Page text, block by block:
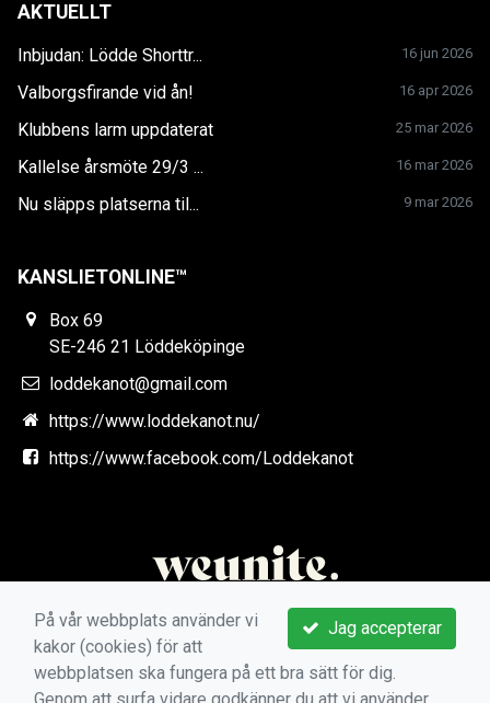
AKTUELLT
Inbjudan: Lödde Shorttr... 16 jun 2026
Valborgsfirande vid ån! 16 apr 2026
Klubbens larm uppdaterat 25 mar 2026
Kallelse årsmöte 29/3 ... 16 mar 2026
Nu släpps platserna til... 9 mar 2026
KANSLIETONLINE™
Box 69
SE-246 21 Löddeköpinge
loddekanot@gmail.com
https://www.loddekanot.nu/
https://www.facebook.com/Loddekanot
Jag accepterar
På vår webbplats använder vi
kakor (cookies) för att
webbplatsen ska fungera på ett bra sätt för dig.